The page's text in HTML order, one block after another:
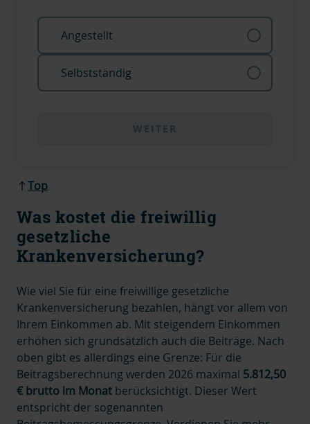
Angestellt
Selbstständig
WEITER
Top
Was kostet die freiwillig
gesetzliche
Krankenversicherung?
Wie viel Sie für eine freiwillige gesetzliche
Krankenversicherung bezahlen, hängt vor allem von
Ihrem Einkommen ab. Mit steigendem Einkommen
erhöhen sich grundsätzlich auch die Beiträge. Nach
oben gibt es allerdings eine Grenze: Für die
Beitragsberechnung werden 2026 maximal 5.812,50
€ brutto im Monat berücksichtigt. Dieser Wert
entspricht der sogenannten